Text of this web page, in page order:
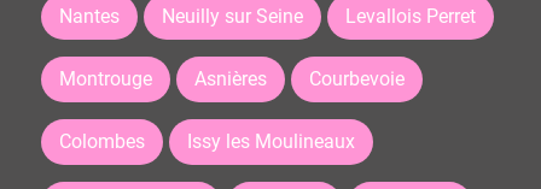
Nantes Neuilly sur Seine Levallois Perret
Montrouge Asnières Courbevoie
Colombes Issy les Moulineaux